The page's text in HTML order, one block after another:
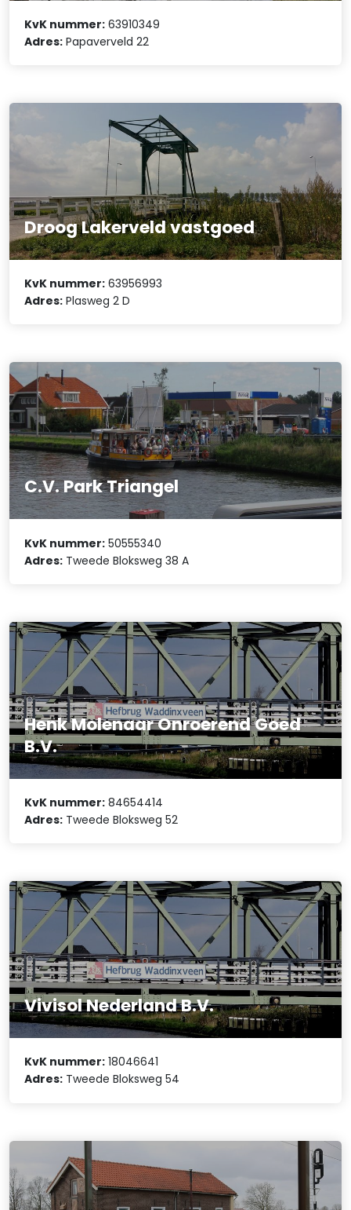
KvK nummer: 63910349
Adres: Papaverveld 22
Droog Lakerveld vastgoed
KvK nummer: 63956993
Adres: Plasweg 2 D
C.V. Park Triangel
KvK nummer: 50555340
Adres: Tweede Bloksweg 38 A
Henk Molenaar Onroerend Goed
B.V.
KvK nummer: 84654414
Adres: Tweede Bloksweg 52
Vivisol Nederland B.V.
KvK nummer: 18046641
Adres: Tweede Bloksweg 54